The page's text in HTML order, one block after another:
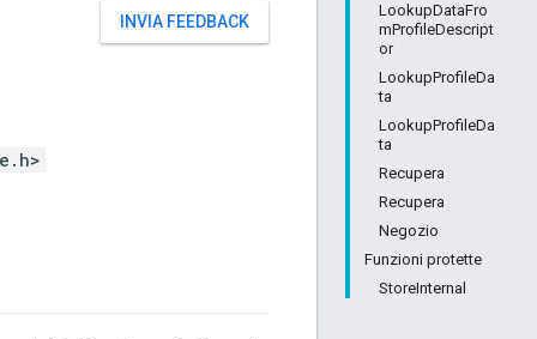
LookupDataFro
mProfileDescript
or
LookupProfileDa
ta
LookupProfileDa
ta
Recupera
Recupera
Negozio
Funzioni protette
StoreInternal
INVIA FEEDBACK